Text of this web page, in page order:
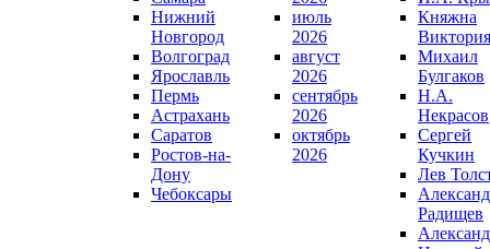
Нижний
Новгород
Волгоград
Ярославль
Пермь
Астрахань
Саратов
Ростов-на-
Дону
Чебоксары
июль
2026
август
2026
сентябрь
2026
октябрь
2026
Княжна
Виктория
Михаил
Булгаков
Н.А.
Некрасов
Сергей
Кучкин
Лев
Радищев